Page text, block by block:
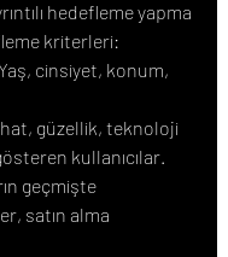
hedefleme yapma
kriterleri:
cinsiyet, konum,
güzellik, teknoloji
kullanıcılar.
geçmişte
satın alma